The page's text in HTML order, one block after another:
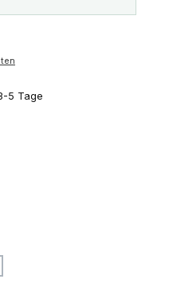
5 Tage
nicht verfügbar.)
ist zurzeit nicht verfügbar.)
navy
Option ist zurzeit nicht verfügbar.)